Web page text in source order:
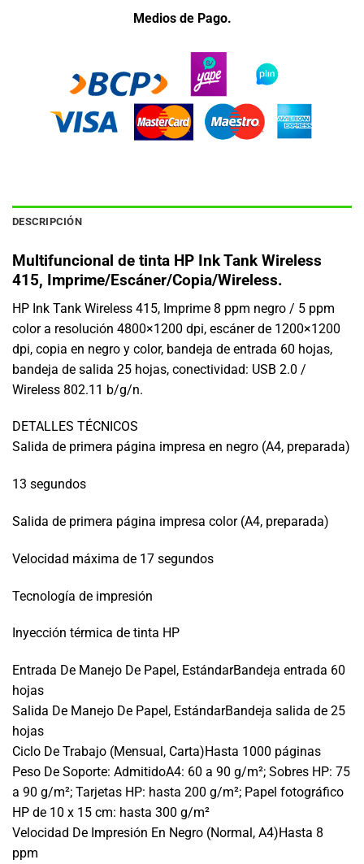
Medios de Pago.
DESCRIPCIÓN
Multifuncional de tinta HP Ink Tank Wireless
415, Imprime/Escáner/Copia/Wireless.
HP Ink Tank Wireless 415, Imprime 8 ppm negro / 5 ppm
color a resolución 4800×1200 dpi, escáner de 1200×1200
dpi, copia en negro y color, bandeja de entrada 60 hojas,
bandeja de salida 25 hojas, conectividad: USB 2.0 /
Wireless 802.11 b/g/n.
DETALLES TÉCNICOS
Salida de primera página impresa en negro (A4, preparada)
13 segundos
Salida de primera página impresa color (A4, preparada)
Velocidad máxima de 17 segundos
Tecnología de impresión
Inyección térmica de tinta HP
Entrada De Manejo De Papel, EstándarBandeja entrada 60
hojas
Salida De Manejo De Papel, EstándarBandeja salida de 25
hojas
Ciclo De Trabajo (Mensual, Carta)Hasta 1000 páginas
Peso De Soporte: AdmitidoA4: 60 a 90 g/m²; Sobres HP: 75
a 90 g/m²; Tarjetas HP: hasta 200 g/m²; Papel fotográfico
HP de 10 x 15 cm: hasta 300 g/m²
Velocidad De Impresión En Negro (Normal, A4)Hasta 8
ppm